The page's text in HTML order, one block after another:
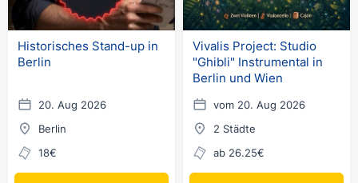
Historisches Stand-up in
Berlin
20. Aug 2026
Berlin
18€
Vivalis Project: Studio
"Ghibli" Instrumental in
Berlin und Wien
vom 20. Aug 2026
2 Städte
ab 26.25€